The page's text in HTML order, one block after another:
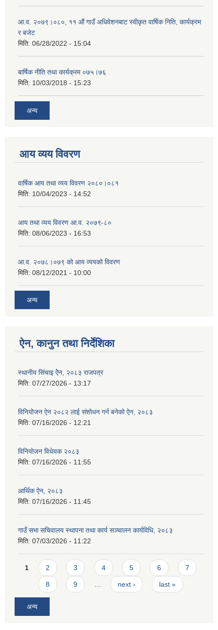
आ.व. २०७९।०८०, ११ औं गाउँ अधिवेशनबाट स्वीकृत वार्षिक निति, कार्यक्रम
र बजेट
मिति: 06/28/2022 - 15:04
बार्षिक नीति तथा कार्यक्रम ०७५।७६
मिति: 10/03/2018 - 15:23
अन्य
आय व्यय विवरण
वार्षिक आय तथा व्यय विवरण २०८०।०८१
मिति: 10/04/2023 - 14:52
आय तथा व्यय विवरण आ.व. २०७९-८०
मिति: 08/06/2023 - 16:53
आ.व. २०७८।०७९ को आय व्ययको विवरण
मिति: 08/12/2021 - 10:00
अन्य
ऐन, कानुन तथा निर्देशिका
स्थानीय सिंचाइ ऐेन, २०८३ राजपत्र
मिति: 07/27/2026 - 13:17
विनियोजन ऐन २०८२ लाई संशोधन गर्न बनेको ऐन, २०८३
मिति: 07/16/2026 - 12:21
विनियोजन विधेयक २०८३
मिति: 07/16/2026 - 11:55
आर्थिक ऐन, २०८३
मिति: 07/16/2026 - 11:45
गाउँ सभा सचिवालय स्थापना तथा कार्य सञ्चालन कार्यविधि, २०८३
मिति: 07/03/2026 - 11:22
Pages
1 2 3 4 5 6 7
8 9 next › last »
अन्य